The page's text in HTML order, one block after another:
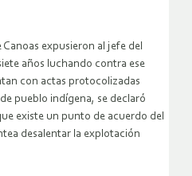
expusieron al jefe del
años luchando contra ese
con actas protocolizadas
pueblo indígena, se declaró
existe un punto de acuerdo del
desalentar la explotación